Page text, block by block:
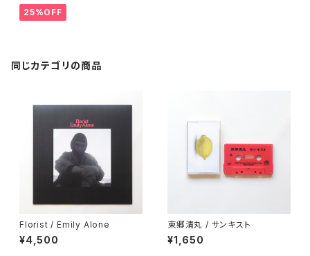
25%OFF
同じカテゴリの商品
Florist / Emily Alone
¥4,500
東郷清丸 / サンキスト
¥1,650